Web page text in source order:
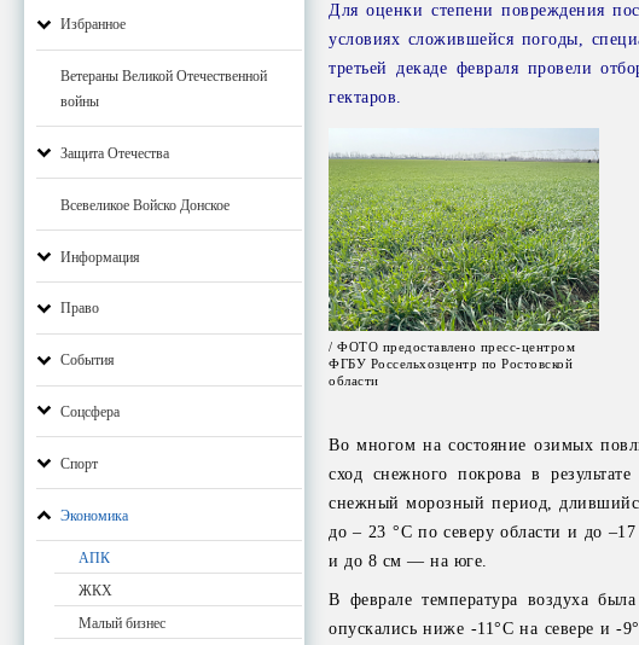
Избранное
Ветераны Великой Отечественной
войны
Защита Отечества
Всевеликое Войско Донское
Информация
Право
События
Соцсфера
Спорт
Экономика
АПК
ЖКХ
Малый бизнес
Для оценки степени повреждения
условиях сложившейся погоды,
третьей декаде февраля провели
гектаров.
/ ФОТО предоставлено пресс-центром
ФГБУ Россельхозцентр по Ростовской
области
Во многом на состояние озимых
сход снежного покрова в
снежный морозный период,
до – 23 °С по северу области и до
и до 8 см — на юге.
В феврале температура воздуха
опускались ниже -11°С на севере и -